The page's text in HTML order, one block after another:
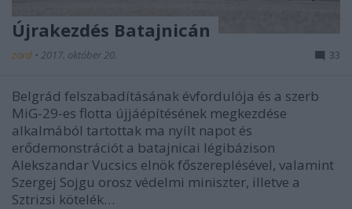
Újrakezdés Batajnicán
zord • 2017. október 20. 33
Belgrád felszabadításának évfordulója és a szerb
MiG-29-es flotta újjáépítésének megkezdése
alkalmából tartottak ma nyílt napot és
erődemonstrációt a batajnicai légibázison
Alekszandar Vucsics elnök főszereplésével, valamint
Szergej Sojgu orosz védelmi miniszter, illetve a
Sztrizsi kötelék…